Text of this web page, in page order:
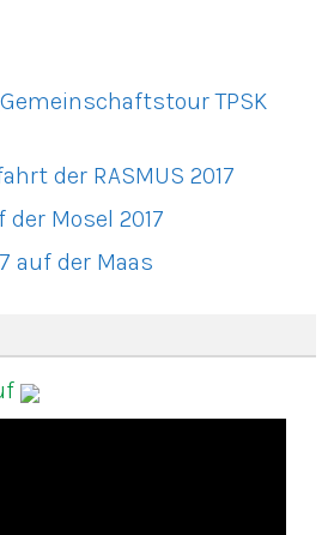
TPSK
der RASMUS 2017
Mosel 2017
auf der Maas